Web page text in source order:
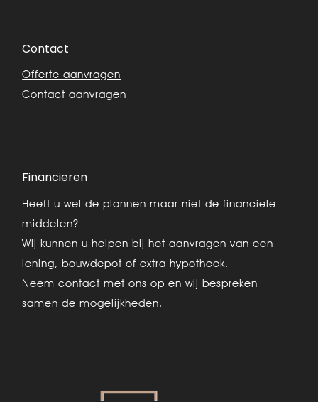
Contact
Offerte aanvragen
Contact aanvragen
Financieren
Heeft u wel de plannen maar niet de financiële
middelen?
Wij kunnen u helpen bij het aanvragen van een
lening, bouwdepot of extra hypotheek.
Neem contact met ons op en wij bespreken
samen de mogelijkheden.